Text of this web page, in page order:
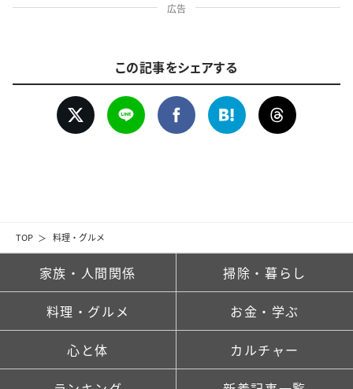
TOP 料理・グルメ
広告
この記事をシェアする
家族・人間関係 掃除・暮らし
料理・グルメ お金・学ぶ
心と体 カルチャー